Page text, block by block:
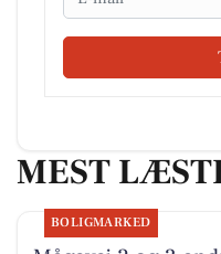
MEST
BOLIGMARKED